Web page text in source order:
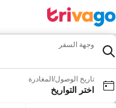
وجهة السفر
تاريخ الوصول/المغادرة
اختر التواريخ